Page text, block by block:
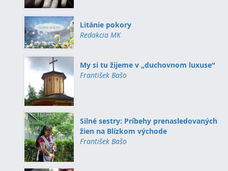
Litánie pokory
Redakcia MK
My si tu žijeme v „duchovnom luxuse“
František Bašo
Silné sestry: Príbehy prenasledovaných
žien na Blízkom východe
František Bašo